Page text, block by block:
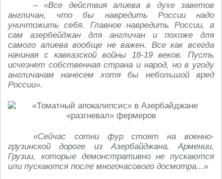
– «Все действия алиева в духе заветов
англичан, что бы навредить России надо
уничтожить себя. Главное навредить России, а
сам азербейджан для англичан и похоже для
самого алиева вообще не важен. Все как всегда
начиная с кавказской войны 18-19 веков. Пусть
исчезнет собственная страна и народ, но в угоду
англичанам нанесем хотя бы небольшой вред
России».
«Сейчас сотни фур стоят на военно-
грузинской дороге из Азербайджана, Армении,
Грузии, которые демонстративно не пускаются
или пускаются после многочасового досмотра...»